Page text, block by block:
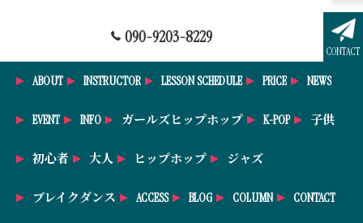
090-9203-8229
CONTACT
ABOUT INSTRUCTOR LESSON SCHEDULE PRICE NEWS
EVENT INFO ガールズヒップホップ K-POP 子供
初心者 大人 ヒップホップ ジャズ
ブレイクダンス ACCESS BLOG COLUMN CONTACT